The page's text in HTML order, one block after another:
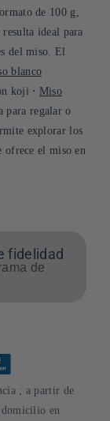
de 100 g,
ideal para
del miso. El
blanco
koji ⋅ Miso
para regalar o
explorar los
ofrece el miso en
fidelidad
de
; a partir de
en